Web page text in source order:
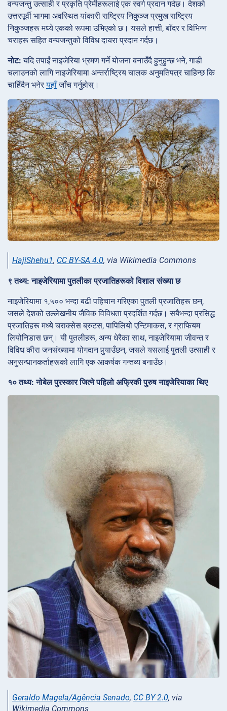
वन्यजन्तु उत्साही र प्रकृति प्रेमीहरूलाई एक स्वर्ग प्रदान गर्दछ। देशको
उत्तरपूर्वी भागमा अवस्थित यांकारी राष्ट्रिय निकुञ्ज प्रमुख राष्ट्रिय
निकुञ्जहरू मध्ये एकको रूपमा उभिएको छ। यसले हात्ती, बाँदर र विभिन्न
चराहरू सहित वन्यजन्तुको विविध दायरा प्रदान गर्दछ।
नोट: यदि तपाईं नाइजेरिया भ्रमण गर्ने योजना बनाउँदै हुनुहुन्छ भने, गाडी
चलाउनको लागि नाइजेरियामा अन्तर्राष्ट्रिय चालक अनुमतिपत्र चाहिन्छ कि
चाहिँदैन भनेरयहाँजाँच गर्नुहोस्।
HajiShehu1, CC BY-SA 4.0, via Wikimedia Commons
९ तथ्य: नाइजेरियामा पुतलीका प्रजातिहरूको विशाल संख्या छ
नाइजेरियामा १,५०० भन्दा बढी पहिचान गरिएका पुतली प्रजातिहरू छन्,
जसले देशको उल्लेखनीय जैविक विविधता प्रदर्शित गर्दछ। सबैभन्दा प्रसिद्ध
प्रजातिहरू मध्ये चराक्सेस ब्रुटस, पापिलियो एन्टिमाकस, र ग्राफियम
लियोनिडास छन्। यी पुतलीहरू, अन्य धेरैका साथ, नाइजेरियामा जीवन्त र
विविध कीरा जनसंख्यामा योगदान पुर्‍याउँछन्, जसले यसलाई पुतली उत्साही र
अनुसन्धानकर्ताहरूको लागि एक आकर्षक गन्तव्य बनाउँछ।
१० तथ्य: नोबेल पुरस्कार जित्ने पहिलो अफ्रिकी पुरुष नाइजेरियाका थिए
Geraldo Magela/Agência Senado, CC BY 2.0, via
Wikimedia Commons